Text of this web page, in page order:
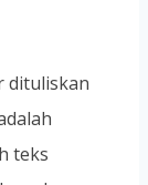
dituliskan
teks